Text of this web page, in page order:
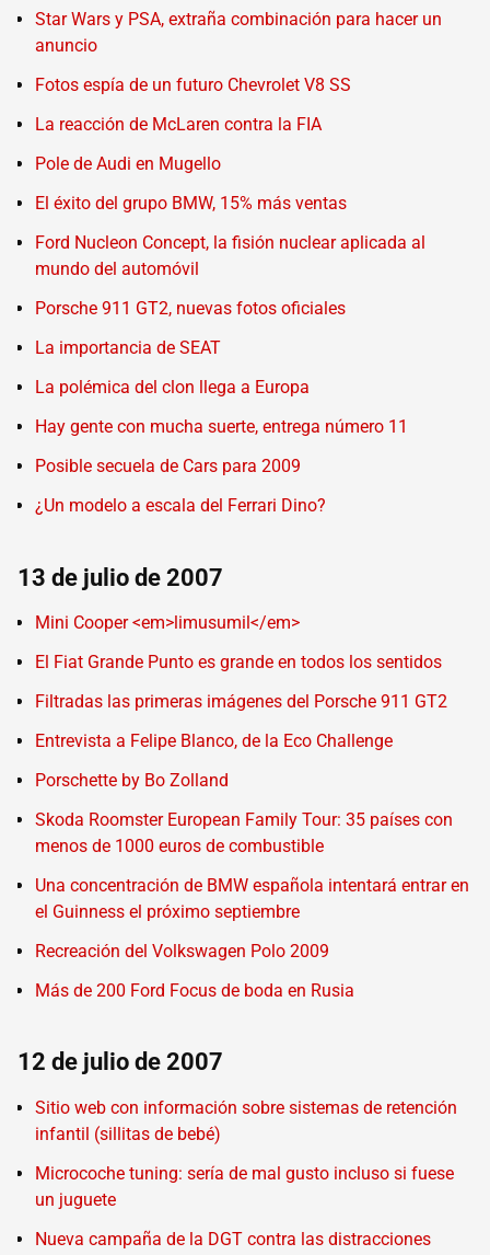
Star Wars y PSA, extraña combinación para hacer un
anuncio
Fotos espía de un futuro Chevrolet V8 SS
La reacción de McLaren contra la FIA
Pole de Audi en Mugello
El éxito del grupo BMW, 15% más ventas
Ford Nucleon Concept, la fisión nuclear aplicada al
mundo del automóvil
Porsche 911 GT2, nuevas fotos oficiales
La importancia de SEAT
La polémica del clon llega a Europa
Hay gente con mucha suerte, entrega número 11
Posible secuela de Cars para 2009
¿Un modelo a escala del Ferrari Dino?
13 de julio de 2007
Mini Cooper <em>limusumil</em>
El Fiat Grande Punto es grande en todos los sentidos
Filtradas las primeras imágenes del Porsche 911 GT2
Entrevista a Felipe Blanco, de la Eco Challenge
Porschette by Bo Zolland
Skoda Roomster European Family Tour: 35 países con
menos de 1000 euros de combustible
Una concentración de BMW española intentará entrar en
el Guinness el próximo septiembre
Recreación del Volkswagen Polo 2009
Más de 200 Ford Focus de boda en Rusia
12 de julio de 2007
Sitio web con información sobre sistemas de retención
infantil (sillitas de bebé)
Microcoche tuning: sería de mal gusto incluso si fuese
un juguete
Nueva campaña de la DGT contra las distracciones